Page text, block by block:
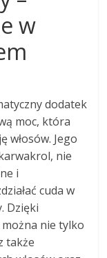
w
dodatek
moc, która
włosów. Jego
nie
i
cuda w
Dzięki
nie tylko
także